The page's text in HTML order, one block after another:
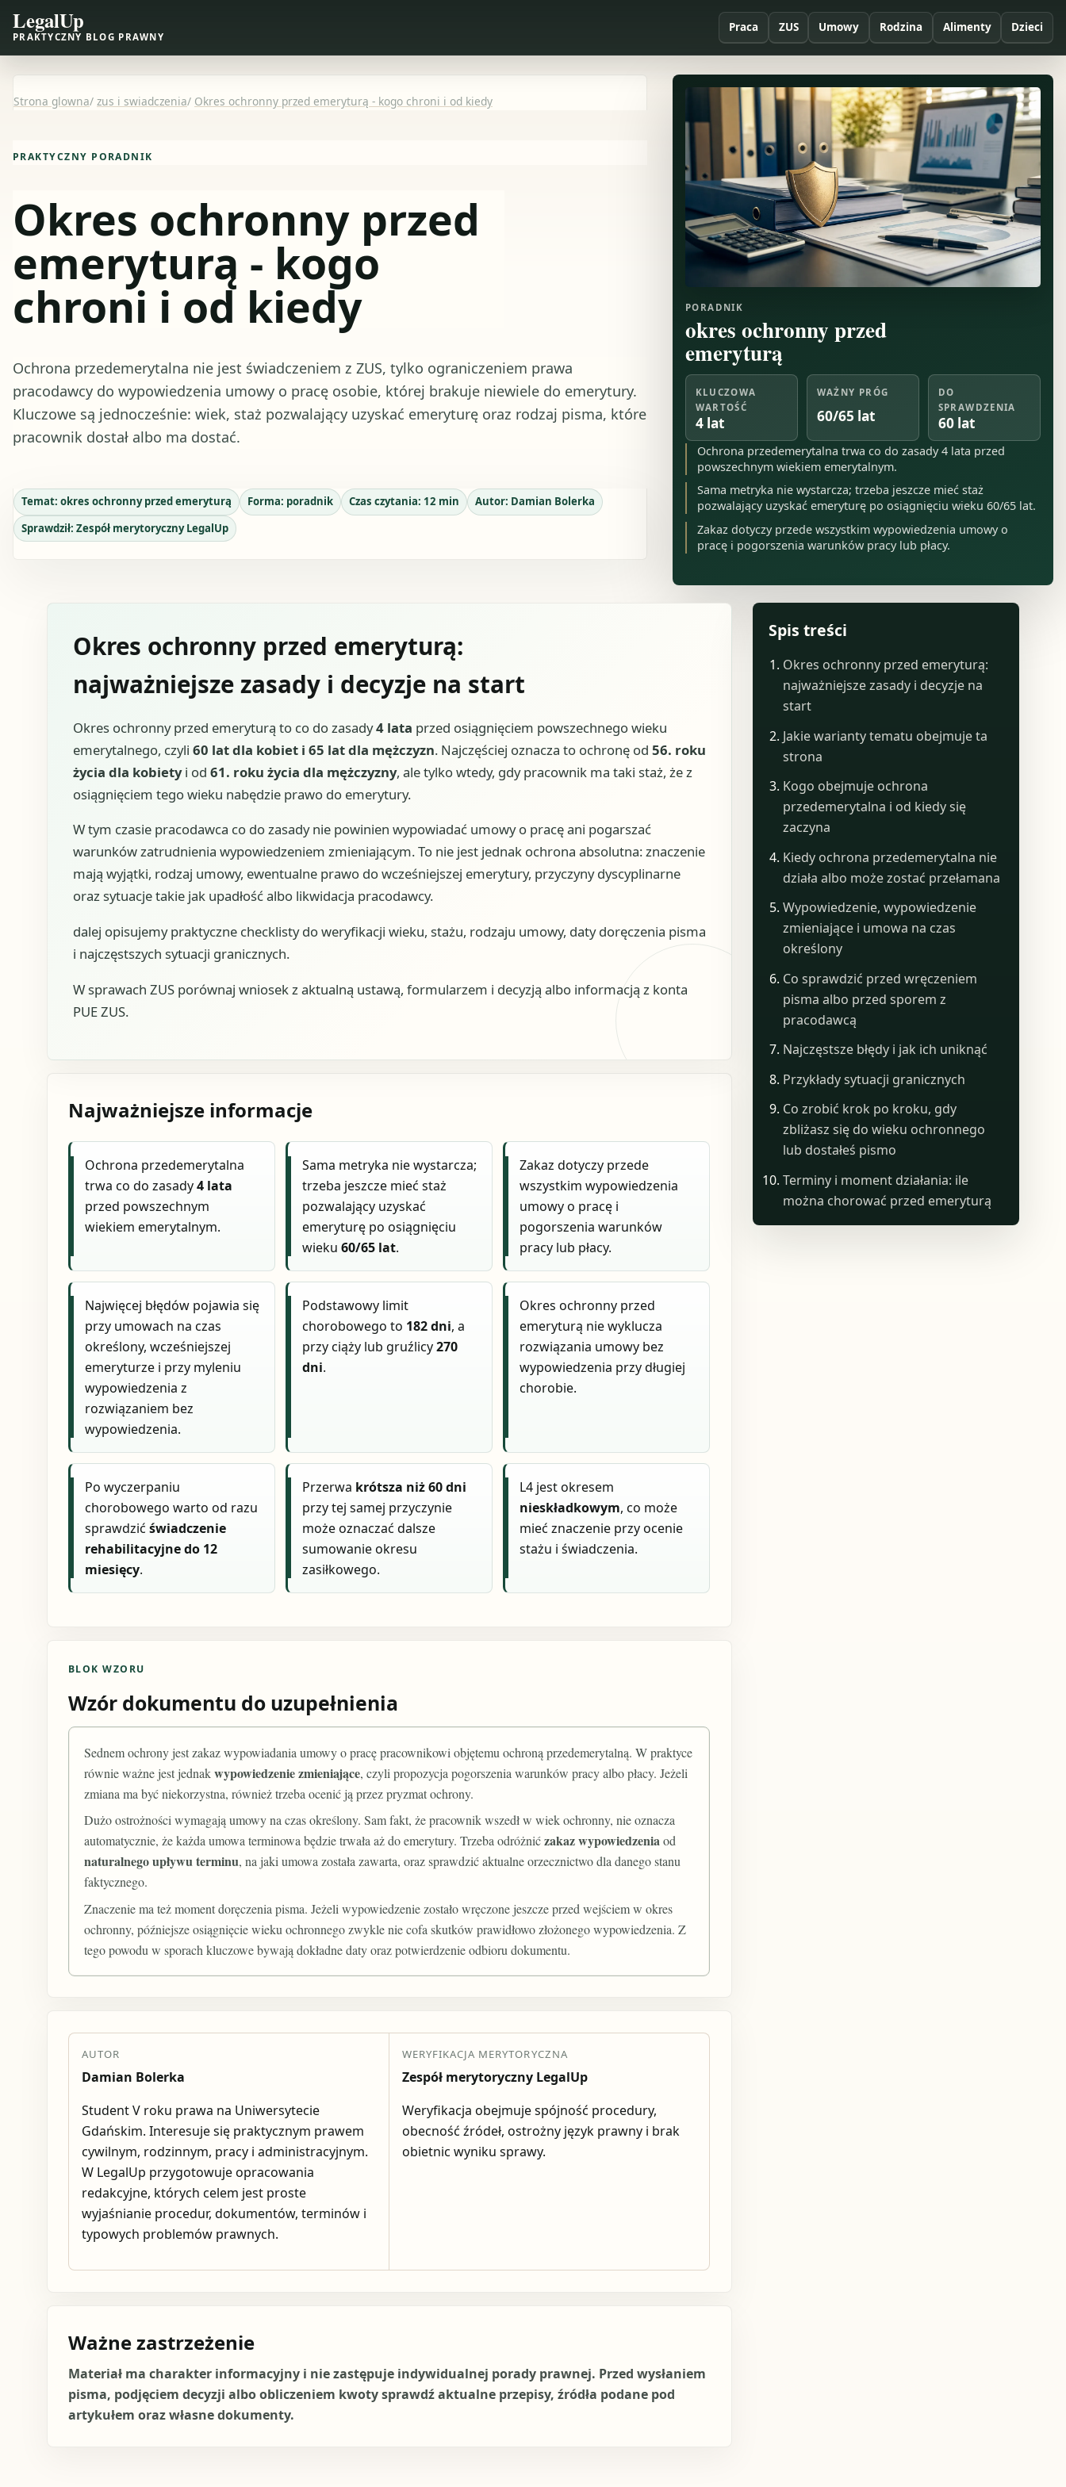
LegalUp
PRAKTYCZNY BLOG PRAWNY
Praca ZUS Umowy Rodzina Alimenty Dzieci
Strona glowna/ zus i swiadczenia/ Okres ochronny przed emeryturą - kogo chroni i od kiedy
PRAKTYCZNY PORADNIK
Okres ochronny przed
emeryturą - kogo
chroni i od kiedy
Ochrona przedemerytalna nie jest świadczeniem z ZUS, tylko ograniczeniem prawa
pracodawcy do wypowiedzenia umowy o pracę osobie, której brakuje niewiele do emerytury.
Kluczowe są jednocześnie: wiek, staż pozwalający uzyskać emeryturę oraz rodzaj pisma, które
pracownik dostał albo ma dostać.
Temat: okres ochronny przed emeryturą Forma: poradnik Czas czytania: 12 min Autor: Damian Bolerka
Sprawdził: Zespół merytoryczny LegalUp
PORADNIK
okres ochronny przed
emeryturą
KLUCZOWA
WARTOŚĆ
4 lat
WAŻNY PRÓG
60/65 lat
DO
SPRAWDZENIA
60 lat
Ochrona przedemerytalna trwa co do zasady 4 lata przed
powszechnym wiekiem emerytalnym.
Sama metryka nie wystarcza; trzeba jeszcze mieć staż
pozwalający uzyskać emeryturę po osiągnięciu wieku 60/65 lat.
Zakaz dotyczy przede wszystkim wypowiedzenia umowy o
pracę i pogorszenia warunków pracy lub płacy.
Okres ochronny przed emeryturą:
najważniejsze zasady i decyzje na start
Okres ochronny przed emeryturą to co do zasady4 lata przed osiągnięciem powszechnego wieku
emerytalnego, czyli 60 lat dla kobiet i 65 lat dla mężczyzn. Najczęściej oznacza to ochronę od 56. roku
życia dla kobietyi od 61. roku życia dla mężczyzny, ale tylko wtedy, gdy pracownik ma taki staż, że z
osiągnięciem tego wieku nabędzie prawo do emerytury.
W tym czasie pracodawca co do zasady nie powinien wypowiadać umowy o pracę ani pogarszać
warunków zatrudnienia wypowiedzeniem zmieniającym. To nie jest jednak ochrona absolutna: znaczenie
mają wyjątki, rodzaj umowy, ewentualne prawo do wcześniejszej emerytury, przyczyny dyscyplinarne
oraz sytuacje takie jak upadłość albo likwidacja pracodawcy.
dalej opisujemy praktyczne checklisty do weryfikacji wieku, stażu, rodzaju umowy, daty doręczenia pisma
i najczęstszych sytuacji granicznych.
W sprawach ZUS porównaj wniosek z aktualną ustawą, formularzem i decyzją albo informacją z konta
PUE ZUS.
Najważniejsze informacje
Ochrona przedemerytalna
trwa co do zasady4 lata
przed powszechnym
wiekiem emerytalnym.
Sama metryka nie wystarcza;
trzeba jeszcze mieć staż
pozwalający uzyskać
emeryturę po osiągnięciu
wieku60/65 lat.
Zakaz dotyczy przede
wszystkim wypowiedzenia
umowy o pracę i
pogorszenia warunków
pracy lub płacy.
Najwięcej błędów pojawia się
przy umowach na czas
określony, wcześniejszej
emeryturze i przy myleniu
wypowiedzenia z
rozwiązaniem bez
wypowiedzenia.
Podstawowy limit
chorobowego to 182 dni, a
przy ciąży lub gruźlicy270
dni.
Okres ochronny przed
emeryturą nie wyklucza
rozwiązania umowy bez
wypowiedzenia przy długiej
chorobie.
Po wyczerpaniu
chorobowego warto od razu
sprawdzićświadczenie
rehabilitacyjne do 12
miesięcy.
Przerwa krótsza niż 60 dni
przy tej samej przyczynie
może oznaczać dalsze
sumowanie okresu
zasiłkowego.
L4 jest okresem
nieskładkowym, co może
mieć znaczenie przy ocenie
stażu i świadczenia.
BLOK WZORU
Wzór dokumentu do uzupełnienia
Sednem ochrony jest zakaz wypowiadania umowy o pracę pracownikowi objętemu ochroną przedemerytalną. W praktyce
równie ważne jest jednakwypowiedzenie zmieniające, czyli propozycja pogorszenia warunków pracy albo płacy. Jeżeli
zmiana ma być niekorzystna, również trzeba ocenić ją przez pryzmat ochrony.
Dużo ostrożności wymagają umowy na czas określony. Sam fakt, że pracownik wszedł w wiek ochronny, nie oznacza
automatycznie, że każda umowa terminowa będzie trwała aż do emerytury. Trzeba odróżnićzakaz wypowiedzeniaod
naturalnego upływu terminu, na jaki umowa została zawarta, oraz sprawdzić aktualne orzecznictwo dla danego stanu
faktycznego.
Znaczenie ma też moment doręczenia pisma. Jeżeli wypowiedzenie zostało wręczone jeszcze przed wejściem w okres
ochronny, późniejsze osiągnięcie wieku ochronnego zwykle nie cofa skutków prawidłowo złożonego wypowiedzenia. Z
tego powodu w sporach kluczowe bywają dokładne daty oraz potwierdzenie odbioru dokumentu.
AUTOR
Damian Bolerka
Student V roku prawa na Uniwersytecie
Gdańskim. Interesuje się praktycznym prawem
cywilnym, rodzinnym, pracy i administracyjnym.
W LegalUp przygotowuje opracowania
redakcyjne, których celem jest proste
wyjaśnianie procedur, dokumentów, terminów i
typowych problemów prawnych.
WERYFIKACJA MERYTORYCZNA
Zespół merytoryczny LegalUp
Weryfikacja obejmuje spójność procedury,
obecność źródeł, ostrożny język prawny i brak
obietnic wyniku sprawy.
Ważne zastrzeżenie
Materiał ma charakter informacyjny i nie zastępuje indywidualnej porady prawnej. Przed wysłaniem
pisma, podjęciem decyzji albo obliczeniem kwoty sprawdź aktualne przepisy, źródła podane pod
artykułem oraz własne dokumenty.
Spis treści
Okres ochronny przed emeryturą:
najważniejsze zasady i decyzje na
start
Jakie warianty tematu obejmuje ta
strona
Kogo obejmuje ochrona
przedemerytalna i od kiedy się
zaczyna
Kiedy ochrona przedemerytalna nie
działa albo może zostać przełamana
Wypowiedzenie, wypowiedzenie
zmieniające i umowa na czas
określony
Co sprawdzić przed wręczeniem
pisma albo przed sporem z
pracodawcą
Najczęstsze błędy i jak ich uniknąć
Przykłady sytuacji granicznych
Co zrobić krok po kroku, gdy
zbliżasz się do wieku ochronnego
lub dostałeś pismo
Terminy i moment działania: ile
można chorować przed emeryturą